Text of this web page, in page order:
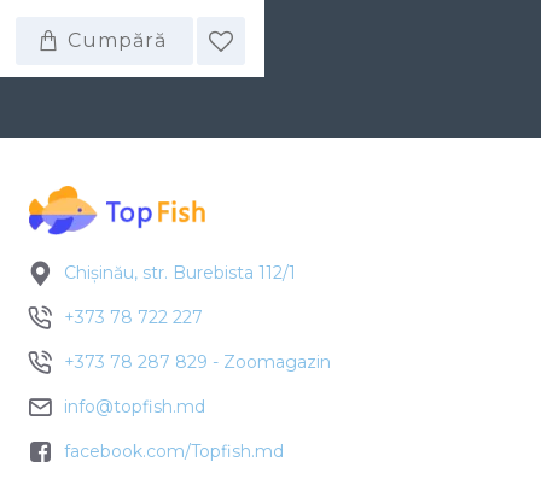
Cumpără
Chișinău, str. Burebista 112/1
+373 78 722 227
+373 78 287 829 - Zoomagazin
info@topfish.md
facebook.com/Topfish.md